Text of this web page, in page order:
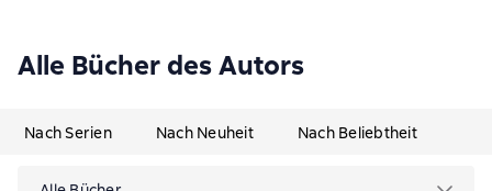
Alle Bücher des Autors
Nach Serien Nach Neuheit Nach Beliebtheit